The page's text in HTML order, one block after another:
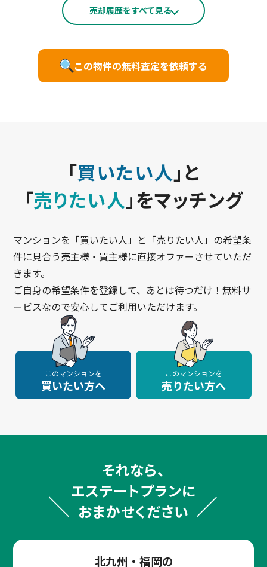
売却履歴をすべて見る
この物件の無料査定を依頼する
「買いたい人」と
「売りたい人」をマッチング
マンションを「買いたい人」と「売りたい人」の希望条
件に見合う売主様・買主様に直接オファーさせていただ
きます。
ご自身の希望条件を登録して、あとは待つだけ！無料サ
ービスなので安心してご利用いただけます。
このマンションを
買いたい方へ
このマンションを
売りたい方へ
それなら、
エステートプランに
おまかせください
北九州・福岡の